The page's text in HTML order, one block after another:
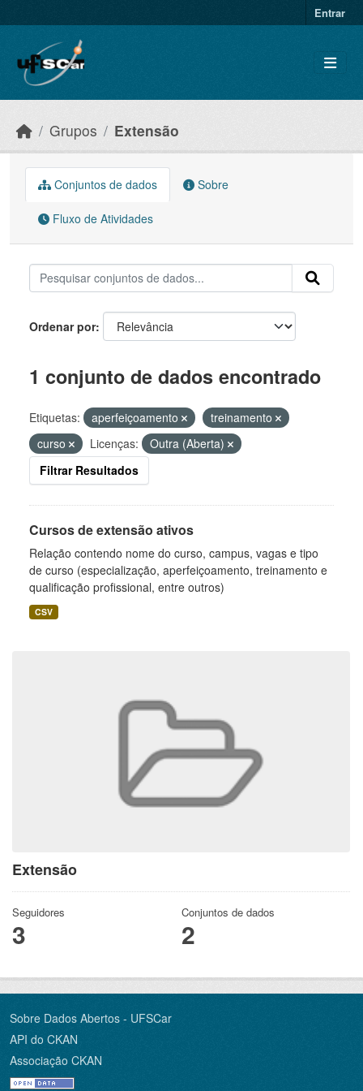
Entrar
Grupos Extensão
Extensão
Seguidores
3
Conjuntos de dados
2
Conjuntos de dados Sobre
Fluxo de Atividades
Ordenar por
1 conjunto de dados encontrado
Etiquetas: aperfeiçoamento
treinamento
curso
Licenças:
Outra (Aberta)
Filtrar Resultados
Cursos de extensão ativos
Relação contendo nome do curso, campus, vagas e tipo
de curso (especialização, aperfeiçoamento, treinamento e
qualificação profissional, entre outros)
CSV
Sobre Dados Abertos - UFSCar
API do CKAN
Associação CKAN